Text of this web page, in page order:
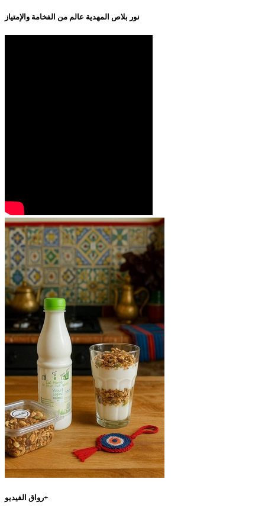
نور بلاص المهدية عالم من الفخامة والإمتياز
رواق الفيديو+